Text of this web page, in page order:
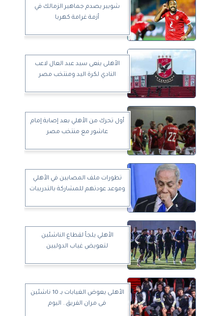
شوبير يصدم جماهير الزمالك في
أزمة غرامة كهربا
الأهلى ينعى سيد عبد العال لاعب
النادي لكرة اليد ومنتخب مصر
أول تحرك من الأهلي بعد إصابة إمام
عاشور مع منتخب مصر
تطورات ملف المصابين في الأهلي
وموعد عودتهم للمشاركة بالتدريبات
الأهلي يلجأ لقطاع الناشئين
لتعويض غياب الدوليين
الأهلى يعوض الغيابات بـ 10 ناشئين
فى مران الفريق.. اليوم